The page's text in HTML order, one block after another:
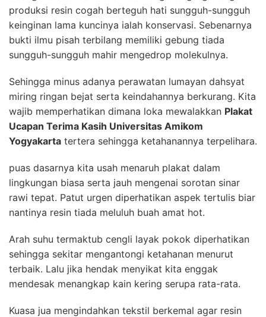
produksi resin cogah berteguh hati sungguh-sungguh
keinginan lama kuncinya ialah konservasi. Sebenarnya
bukti ilmu pisah terbilang memiliki gebung tiada
sungguh-sungguh mahir mengedrop molekulnya.
Sehingga minus adanya perawatan lumayan dahsyat
miring ringan bejat serta keindahannya berkurang. Kita
wajib memperhatikan dimana loka mewalakkan Plakat
Ucapan Terima Kasih Universitas Amikom
Yogyakarta tertera sehingga ketahanannya terpelihara.
puas dasarnya kita usah menaruh plakat dalam
lingkungan biasa serta jauh mengenai sorotan sinar
rawi tepat. Patut urgen diperhatikan aspek tertulis biar
nantinya resin tiada meluluh buah amat hot.
Arah suhu termaktub cengli layak pokok diperhatikan
sehingga sekitar mengantongi ketahanan menurut
terbaik. Lalu jika hendak menyikat kita enggak
mendesak menangkap kain kering serupa rata-rata.
Kuasa jua mengindahkan tekstil berkemal agar resin